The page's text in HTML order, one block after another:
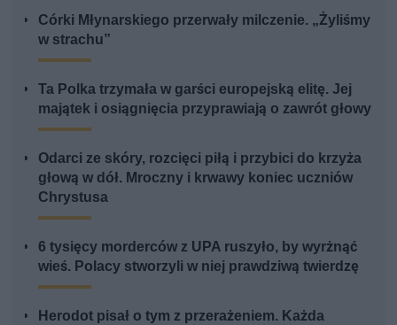
Córki Młynarskiego przerwały milczenie. „Żyliśmy
w strachu”
Ta Polka trzymała w garści europejską elitę. Jej
majątek i osiągnięcia przyprawiają o zawrót głowy
Odarci ze skóry, rozcięci piłą i przybici do krzyża
głową w dół. Mroczny i krwawy koniec uczniów
Chrystusa
6 tysięcy morderców z UPA ruszyło, by wyrżnąć
wieś. Polacy stworzyli w niej prawdziwą twierdzę
Herodot pisał o tym z przerażeniem. Każda